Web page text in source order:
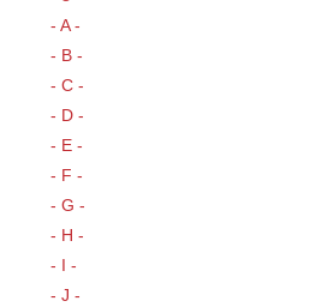
- A -
- B -
- C -
- D -
- E -
- F -
- G -
- H -
- I -
- J -